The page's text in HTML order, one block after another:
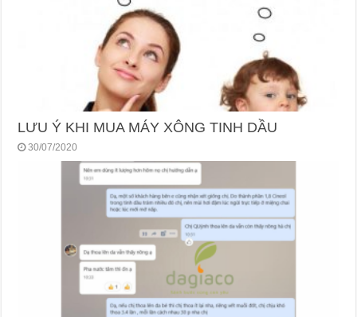
LƯU Ý KHI MUA MÁY XÔNG TINH DẦU
30/07/2020